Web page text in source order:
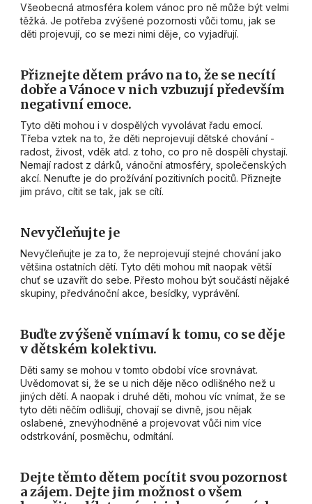
Všeobecná atmosféra kolem vánoc pro ně může být velmi
těžká. Je potřeba zvýšené pozornosti vůči tomu, jak se
děti projevují, co se mezi nimi děje, co vyjadřují.
Přiznejte dětem právo na to, že se necítí
dobře a Vánoce v nich vzbuzují především
negativní emoce.
Tyto děti mohou i v dospělých vyvolávat řadu emocí.
Třeba vztek na to, že děti neprojevují dětské chování -
radost, živost, vděk atd. z toho, co pro ně dospělí chystají.
Nemají radost z dárků, vánoční atmosféry, společenských
akcí. Nenuťte je do prožívání pozitivních pocitů. Přiznejte
jim právo, cítit se tak, jak se cítí.
Nevyčleňujte je
Nevyčleňujte je za to, že neprojevují stejné chování jako
většina ostatních dětí. Tyto děti mohou mít naopak větší
chuť se uzavřít do sebe. Přesto mohou být součástí nějaké
skupiny, předvánoční akce, besídky, vyprávění.
Buďte zvýšeně vnímaví k tomu, co se děje
v dětském kolektivu.
Děti samy se mohou v tomto období více srovnávat.
Uvědomovat si, že se u nich děje něco odlišného než u
jiných dětí. A naopak i druhé děti, mohou víc vnímat, že se
tyto děti něčím odlišují, chovají se divně, jsou nějak
oslabené, znevýhodněné a projevovat vůči nim více
odstrkování, posměchu, odmítání.
Dejte těmto dětem pocítit svou pozornost
a zájem. Dejte jim možnost o všem